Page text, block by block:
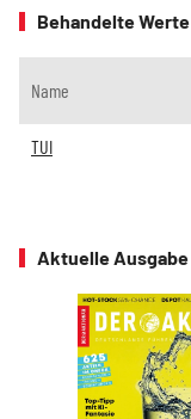
Behandelte Werte
Name
TUI
Aktuelle Ausgabe